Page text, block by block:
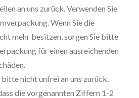
an uns zurück. Verwenden Sie
Wenn Sie die
mehr besitzen, sorgen Sie bitte
für einen ausreichenden
bitte nicht unfrei an uns zurück.
die vorgenannten Ziffern 1-2